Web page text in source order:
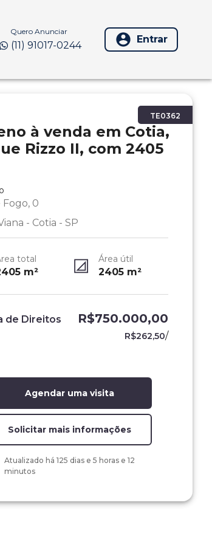
Quero Anunciar
(11) 91017-0244 Entrar
TE0362
à venda em Cotia,
Rizzo II, com 2405
Fogo, 0
- Cotia - SP
total
m²
Área útil
2405 m²
de Direitos R$750.000,00
R$262,50/
Agendar uma visita
Solicitar mais informações
Atualizado há 125 dias e 5 horas e 12
minutos